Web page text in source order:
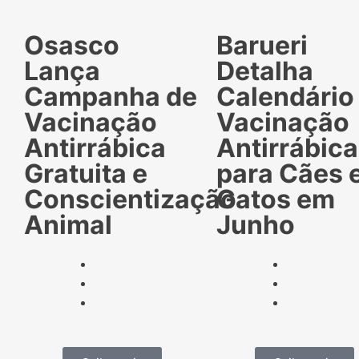
Osasco
Lança
Campanha de
Vacinação
Antirrábica
Gratuita e
Conscientização
Animal
Barueri
Detalha
Calendário
Vacinação
Antirrábica
para Cães
Gatos em
Junho